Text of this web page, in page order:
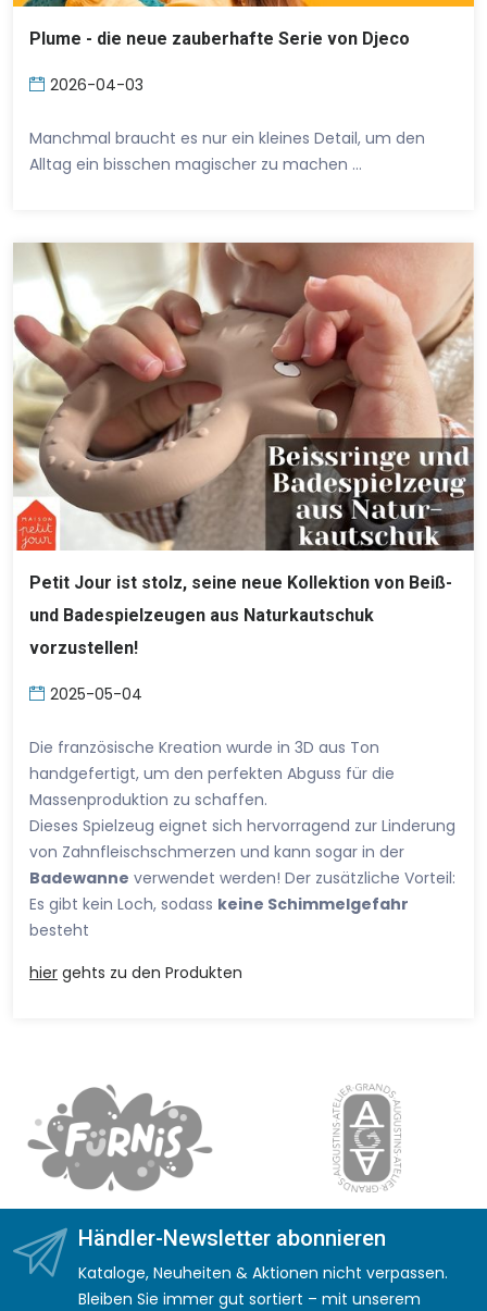
Plume - die neue zauberhafte Serie von Djeco
2026-04-03
Manchmal braucht es nur ein kleines Detail, um den
Alltag ein bisschen magischer zu machen …
Petit Jour ist stolz, seine neue Kollektion von Beiß-
und Badespielzeugen aus Naturkautschuk
vorzustellen!
2025-05-04
Die französische Kreation wurde in 3D aus Ton
handgefertigt, um den perfekten Abguss für die
Massenproduktion zu schaffen.
Dieses Spielzeug eignet sich hervorragend zur Linderung
von Zahnfleischschmerzen und kann sogar in der
Badewanne verwendet werden! Der zusätzliche Vorteil:
Es gibt kein Loch, sodass keine Schimmelgefahr
besteht
hier gehts zu den Produkten
Händler-Newsletter abonnieren
Kataloge, Neuheiten & Aktionen nicht verpassen.
Bleiben Sie immer gut sortiert – mit unserem